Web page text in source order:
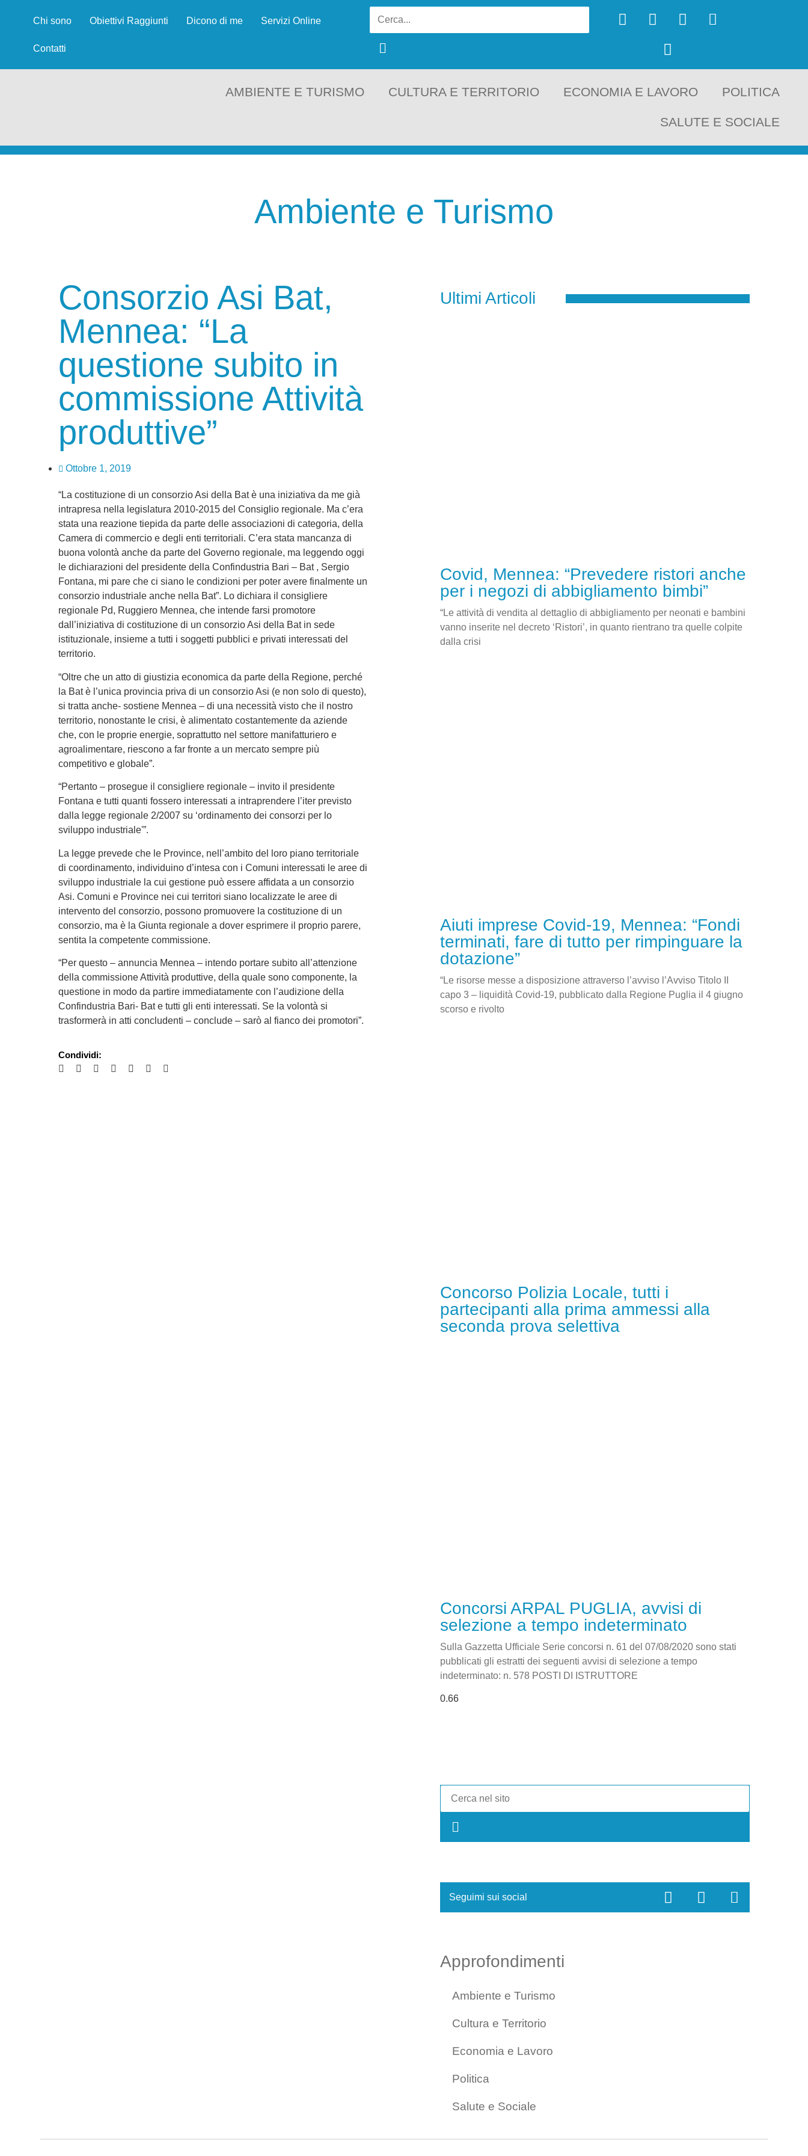
Chi sono Obiettivi Raggiunti Dicono di me Servizi Online
Contatti
AMBIENTE E TURISMO CULTURA E TERRITORIO ECONOMIA E LAVORO POLITICA
SALUTE E SOCIALE
Ambiente e Turismo
Consorzio Asi Bat,
Mennea: “La
questione subito in
commissione Attività
produttive”
Ottobre 1, 2019
“La costituzione di un consorzio Asi della Bat è una iniziativa da me già
intrapresa nella legislatura 2010-2015 del Consiglio regionale. Ma c’era
stata una reazione tiepida da parte delle associazioni di categoria, della
Camera di commercio e degli enti territoriali. C’era stata mancanza di
buona volontà anche da parte del Governo regionale, ma leggendo oggi
le dichiarazioni del presidente della Confindustria Bari – Bat , Sergio
Fontana, mi pare che ci siano le condizioni per poter avere finalmente un
consorzio industriale anche nella Bat”. Lo dichiara il consigliere
regionale Pd, Ruggiero Mennea, che intende farsi promotore
dall’iniziativa di costituzione di un consorzio Asi della Bat in sede
istituzionale, insieme a tutti i soggetti pubblici e privati interessati del
territorio.
“Oltre che un atto di giustizia economica da parte della Regione, perché
la Bat è l’unica provincia priva di un consorzio Asi (e non solo di questo),
si tratta anche- sostiene Mennea – di una necessità visto che il nostro
territorio, nonostante le crisi, è alimentato costantemente da aziende
che, con le proprie energie, soprattutto nel settore manifatturiero e
agroalimentare, riescono a far fronte a un mercato sempre più
competitivo e globale”.
“Pertanto – prosegue il consigliere regionale – invito il presidente
Fontana e tutti quanti fossero interessati a intraprendere l’iter previsto
dalla legge regionale 2/2007 su ‘ordinamento dei consorzi per lo
sviluppo industriale'”.
La legge prevede che le Province, nell’ambito del loro piano territoriale
di coordinamento, individuino d’intesa con i Comuni interessati le aree di
sviluppo industriale la cui gestione può essere affidata a un consorzio
Asi. Comuni e Province nei cui territori siano localizzate le aree di
intervento del consorzio, possono promuovere la costituzione di un
consorzio, ma è la Giunta regionale a dover esprimere il proprio parere,
sentita la competente commissione.
“Per questo – annuncia Mennea – intendo portare subito all’attenzione
della commissione Attività produttive, della quale sono componente, la
questione in modo da partire immediatamente con l’audizione della
Confindustria Bari- Bat e tutti gli enti interessati. Se la volontà si
trasformerà in atti concludenti – conclude – sarò al fianco dei promotori”.
Condividi:
Ultimi Articoli
Covid, Mennea: “Prevedere ristori anche
per i negozi di abbigliamento bimbi”
“Le attività di vendita al dettaglio di abbigliamento per neonati e bambini
vanno inserite nel decreto ‘Ristori’, in quanto rientrano tra quelle colpite
dalla crisi
Aiuti imprese Covid-19, Mennea: “Fondi
terminati, fare di tutto per rimpinguare la
dotazione”
“Le risorse messe a disposizione attraverso l’avviso l’Avviso Titolo II
capo 3 – liquidità Covid-19, pubblicato dalla Regione Puglia il 4 giugno
scorso e rivolto
Concorso Polizia Locale, tutti i
partecipanti alla prima ammessi alla
seconda prova selettiva
Concorsi ARPAL PUGLIA, avvisi di
selezione a tempo indeterminato
Sulla Gazzetta Ufficiale Serie concorsi n. 61 del 07/08/2020 sono stati
pubblicati gli estratti dei seguenti avvisi di selezione a tempo
indeterminato: n. 578 POSTI DI ISTRUTTORE
Seguimi sui social
Approfondimenti
Ambiente e Turismo
Cultura e Territorio
Economia e Lavoro
Politica
Salute e Sociale